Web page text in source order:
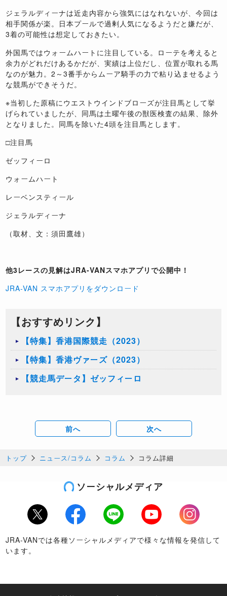
ジェラルディーナは近走内容から強気にはなれないが、今回は
相手関係が楽。日本プールで過剰人気になるようだと嫌だが、
3着の可能性は想定しておきたい。
外国馬ではウォームハートに注目している。ローテを考えると
余力がどれだけあるかだが、実績は上位だし、位置が取れる馬
なのが魅力。2 ～3番手からムーア騎手の力で粘り込ませるよう
な競馬ができそうだ。
※当初した原稿にウエストウインドブローズが注目馬として挙
げられていましたが、同馬は土曜午後の獣医検査の結果、除外
となりました。同馬を除いた4頭を注目馬とします。
□注目馬
ゼッフィーロ
ウォームハート
レーベンスティール
ジェラルディーナ
（取材、文：須田鷹雄）
他3レースの見解はJRA-VANスマホアプリで公開中！
JRA-VAN スマホアプリをダウンロード
【おすすめリンク】
【特集】香港国際競走（2023）
【特集】香港ヴァーズ（2023）
【競走馬データ】ゼッフィーロ
前へ 次へ
トップ ニュース/コラム コラム コラム詳細
ソーシャルメディア
Twitter Facebook LINE Youtube
Instagram
JRA-VANでは各種ソーシャルメディアで様々な情報を発信して
います。